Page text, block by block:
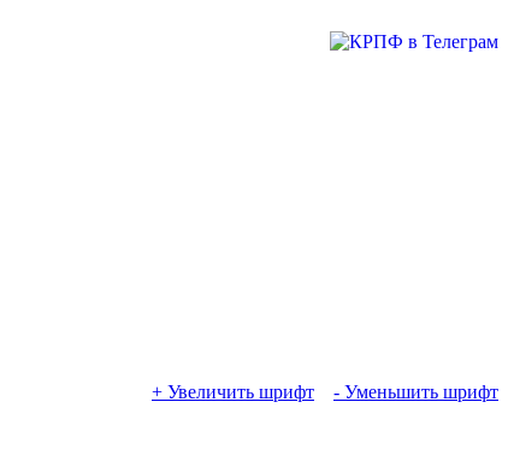
+ Увеличить шрифт - Уменьшить шрифт